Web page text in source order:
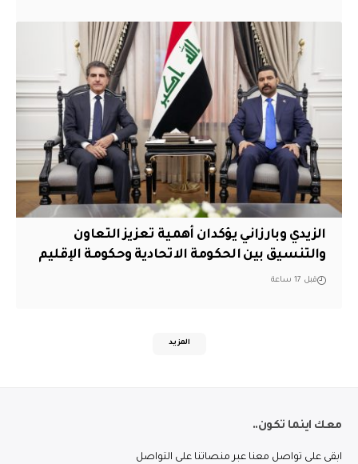
الزيدي وبارزاني يؤكدان أهمية تعزيز التعاون
والتنسيق بين الحكومة الاتحادية وحكومة الإقليم
قبل 17 ساعة
المزيد
معك اينما تكون..
ابقى على تواصل معنا عبر منصاتنا على التواصل